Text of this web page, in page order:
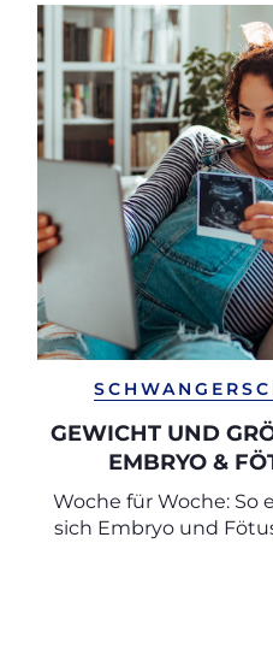
GEWICHT UND
MBRYO &
ABELLEN NACH
Woche für Woche: So
sich Embryo und